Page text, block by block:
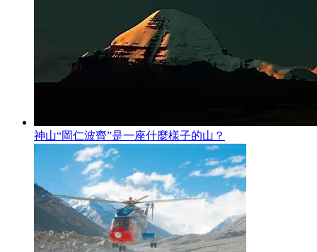
神山“岡仁波齊”是一座什麼樣子的山？